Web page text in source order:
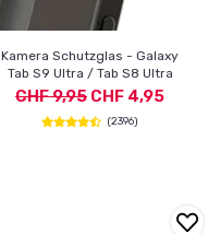
Kamera Schutzglas - Galaxy
Tab S9 Ultra / Tab S8 Ultra
CHF 9,95 CHF 4,95
(2396)